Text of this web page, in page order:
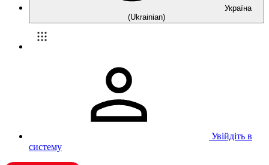
Україна
(Ukrainian)
Увійдіть в
систему